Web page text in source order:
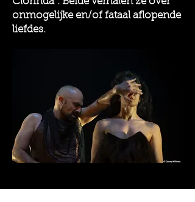
onmogelijke en/of fataal aflopende
liefdes.